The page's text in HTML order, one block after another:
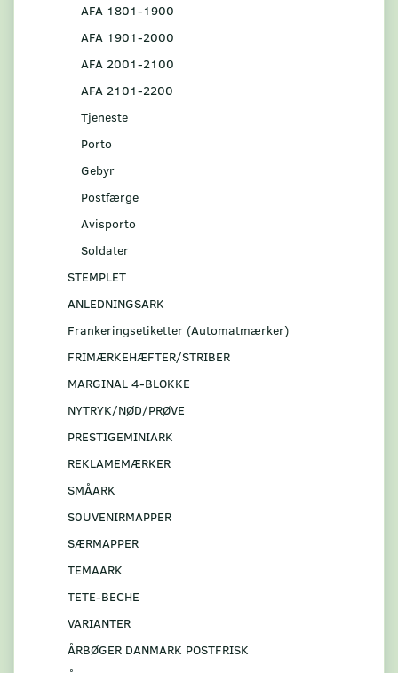
AFA 1801-1900
AFA 1901-2000
AFA 2001-2100
AFA 2101-2200
Tjeneste
Porto
Gebyr
Postfærge
Avisporto
Soldater
STEMPLET
ANLEDNINGSARK
Frankeringsetiketter (Automatmærker)
FRIMÆRKEHÆFTER/STRIBER
MARGINAL 4-BLOKKE
NYTRYK/NØD/PRØVE
PRESTIGEMINIARK
REKLAMEMÆRKER
SMÅARK
S0UVENIRMAPPER
SÆRMAPPER
TEMAARK
TETE-BECHE
VARIANTER
ÅRBØGER DANMARK POSTFRISK